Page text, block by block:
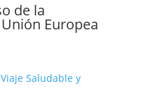
de la
Europea